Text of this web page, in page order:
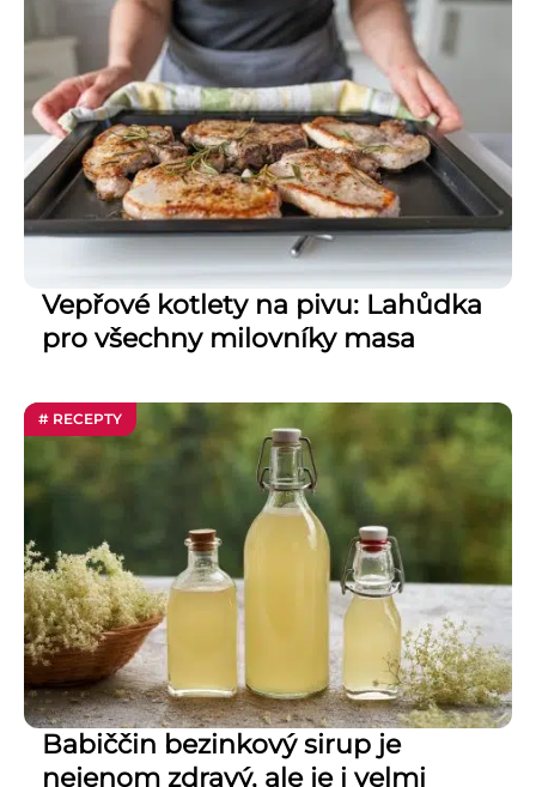
Vepřové kotlety na pivu: Lahůdka
pro všechny milovníky masa
# RECEPTY
Babiččin bezinkový sirup je
nejenom zdravý, ale je i velmi